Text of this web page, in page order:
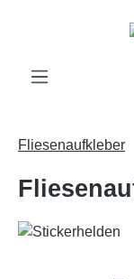
Zum Hauptinhalt
Fliesenaufkleber